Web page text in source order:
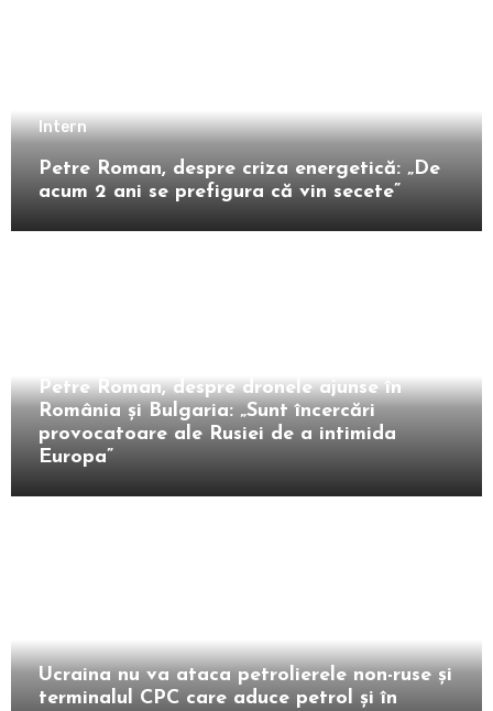
Intern
Petre Roman, despre criza energetică: „De
acum 2 ani se prefigura că vin secete”
Petre Roman, despre dronele ajunse în
România și Bulgaria: „Sunt încercări
provocatoare ale Rusiei de a intimida
Europa”
Ucraina nu va ataca petrolierele non-ruse și
terminalul CPC care aduce petrol și în